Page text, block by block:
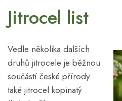
Jitrocel list
Vedle několika dalších
druhů jitrocele je běžnou
součástí české přírody
také jitrocel kopinatý